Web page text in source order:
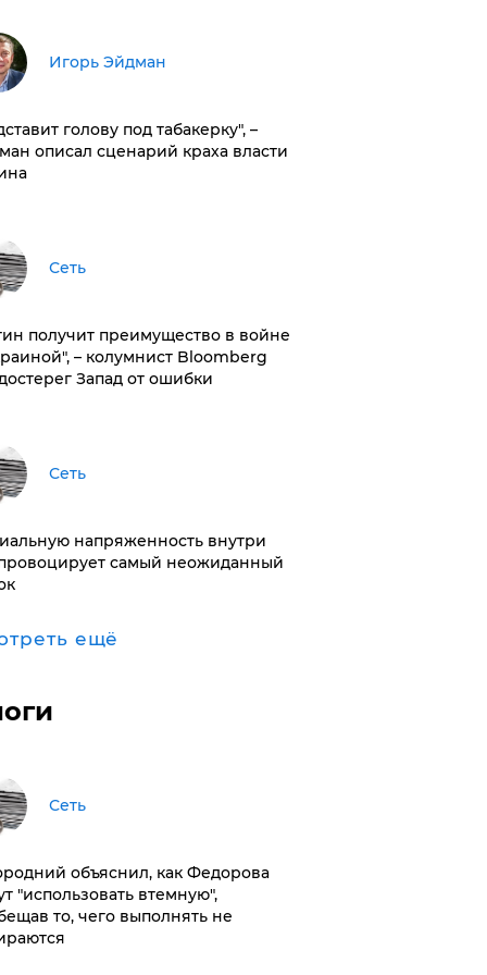
Игорь Эйдман
голову под табакерку", –
описал сценарий краха власти
Сеть
получит преимущество в войне
– колумнист Bloomberg
Запад от ошибки
Сеть
напряженность внутри
самый неожиданный
ещё
Сеть
объяснил, как Федорова
"использовать втемную",
то, чего выполнять не